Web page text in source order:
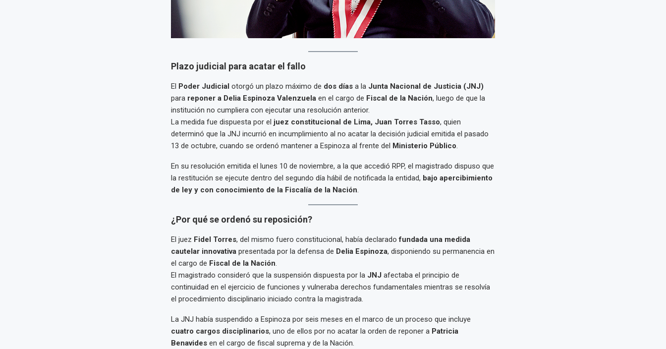
Plazo judicial para acatar el fallo
El Poder Judicial otorgó un plazo máximo de dos díasa la Junta Nacional de Justicia (JNJ)
para reponer a Delia Espinoza Valenzuelaen el cargo de Fiscal de la Nación, luego de que la
institución no cumpliera con ejecutar una resolución anterior.
La medida fue dispuesta por el juez constitucional de Lima, Juan Torres Tasso, quien
determinó que la JNJ incurrió en incumplimiento al no acatar la decisión judicial emitida el pasado
13 de octubre, cuando se ordenó mantener a Espinoza al frente del Ministerio Público.
En su resolución emitida el lunes 10 de noviembre, a la que accedió RPP, el magistrado dispuso que
la restitución se ejecute dentro del segundo día hábil de notificada la entidad, bajo apercibimiento
de ley y con conocimiento de la Fiscalía de la Nación.
¿Por qué se ordenó su reposición?
El juez Fidel Torres, del mismo fuero constitucional, había declaradofundada una medida
cautelar innovativapresentada por la defensa de Delia Espinoza, disponiendo su permanencia en
el cargo de Fiscal de la Nación.
El magistrado consideró que la suspensión dispuesta por la JNJ afectaba el principio de
continuidad en el ejercicio de funciones y vulneraba derechos fundamentales mientras se resolvía
el procedimiento disciplinario iniciado contra la magistrada.
La JNJ había suspendido a Espinoza por seis meses en el marco de un proceso que incluye
cuatro cargos disciplinarios, uno de ellos por no acatar la orden de reponer a Patricia
Benavidesen el cargo de fiscal suprema y de la Nación.